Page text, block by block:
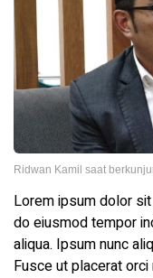
Ridwan Kamil saat
Lorem ipsum dolor
do eiusmod tempor
aliqua. Ipsum nunc
Fusce ut placerat